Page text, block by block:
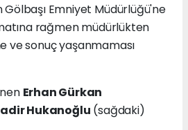
Emniyet Müdürlüğü'ne
rağmen müdürlükten
ve sonuç yaşanmaması
Erhan Gürkan
Hukanoğlu (sağdaki)